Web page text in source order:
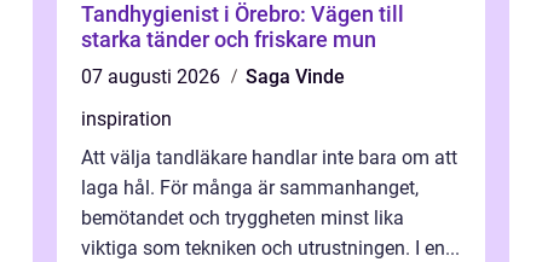
Tandhygienist i Örebro: Vägen till
starka tänder och friskare mun
07 augusti 2026
Saga Vinde
inspiration
Att välja tandläkare handlar inte bara om att
laga hål. För många är sammanhanget,
bemötandet och tryggheten minst lika
viktiga som tekniken och utrustningen. I en...